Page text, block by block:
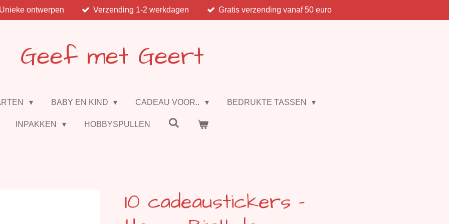
Unieke ontwerpen Verzending 1-2 werkdagen Gratis verzending vanaf 50 euro
Geef met Geert
BABY EN KIND CADEAU VOOR.. BEDRUKTE TASSEN
INPAKKEN HOBBYSPULLEN
10 cadeaustickers -